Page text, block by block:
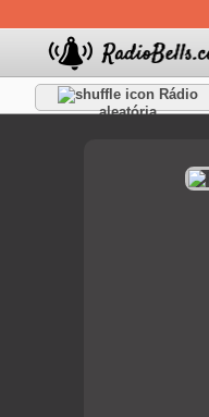
Rádio
aleatória